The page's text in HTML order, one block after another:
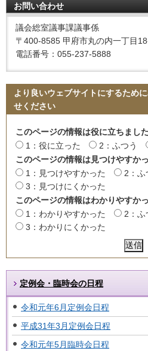
お問い合わせ
議会総室議事課議事係
〒400-8585 甲府市丸の内一丁目18
電話番号：055-237-5888
より良いウェブサイトにするため
せください
このページの情報は役に立ちまし
1：役に立った
2：ふつう
このページの情報は見つけやすか
1：見つけやすかった
2：ふ
3：見つけにくかった
このページの情報はわかりやすか
1：わかりやすかった
2：ふ
3：わかりにくかった
定例会・臨時会の日程
令和元年6月定例会日程
平成31年3月定例会日程
令和元年5月臨時会日程